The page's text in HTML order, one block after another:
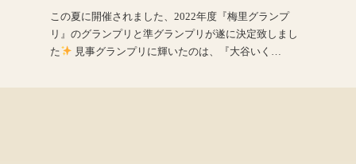
この夏に開催されました、2022年度『梅里グランプ
リ』のグランプリと準グランプリが遂に決定致しまし
た
見事グランプリに輝いたのは、『大谷いく…